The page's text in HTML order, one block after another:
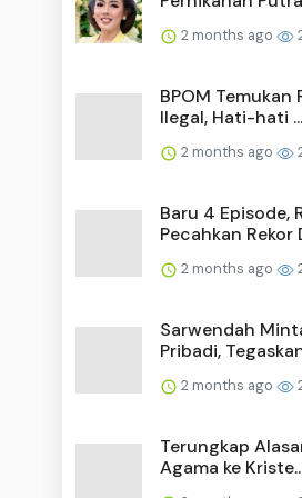
2 months ago
BPOM
Ilegal, Hati-hati ...
2 months ago
Baru 4 Episode,
Pecahkan Rekor
2 months ago
Sarwendah
Pribadi,
2 months ago
Terungkap
Agama ke